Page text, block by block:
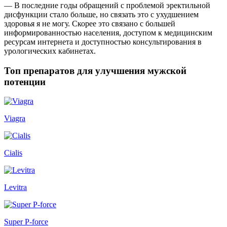
— В последние годы обращений с проблемой эректильной
дисфункции стало больше, но связать это с ухудшением
здоровья я не могу. Скорее это связано с большей
информированностью населения, доступом к медицинским
ресурсам интернета и доступностью консультирования в
урологических кабинетах.
Топ препаратов для улучшения мужской
потенции
Viagra
Cialis
Levitra
Super P-force